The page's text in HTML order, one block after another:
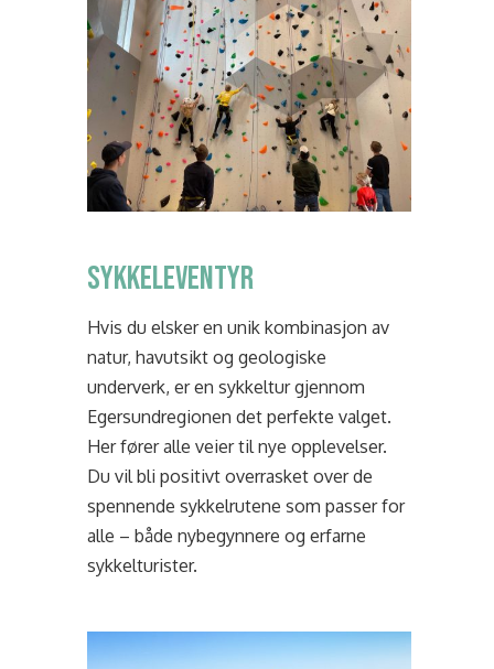
Sykkeleventyr
Hvis du elsker en unik kombinasjon av
natur, havutsikt og geologiske
underverk, er en sykkeltur gjennom
Egersundregionen det perfekte valget.
Her fører alle veier til nye opplevelser.
Du vil bli positivt overrasket over de
spennende sykkelrutene som passer for
alle – både nybegynnere og erfarne
sykkelturister.